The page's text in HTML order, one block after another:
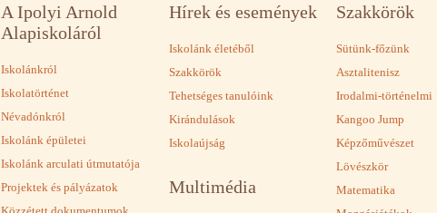
A Ipolyi Arnold
Alapiskoláról
Iskolánkról
Iskolatörténet
Névadónkról
Iskolánk épületei
Iskolánk arculati útmutatója
Projektek és pályázatok
Hírek és események
Iskolánk életéből
Szakkörök
Tehetséges tanulóink
Kirándulások
Iskolaújság
Multimédia
Szakkörök
Sütünk-főzünk
Asztalitenisz
Irodalmi-történelmi
Kangoo Jump
Képzőművészet
Lövészkör
Matematika